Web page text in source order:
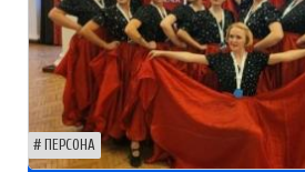
ПЕРСОНА